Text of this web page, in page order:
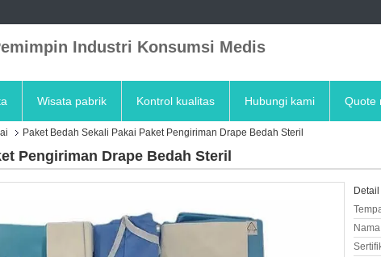
Industri Konsumsi Medis
Wisata pabrik Kontrol kualitas Hubungi kami Quote
Paket Bedah Sekali Pakai Paket Pengiriman Drape Bedah Steril
Pengiriman Drape Bedah Steril